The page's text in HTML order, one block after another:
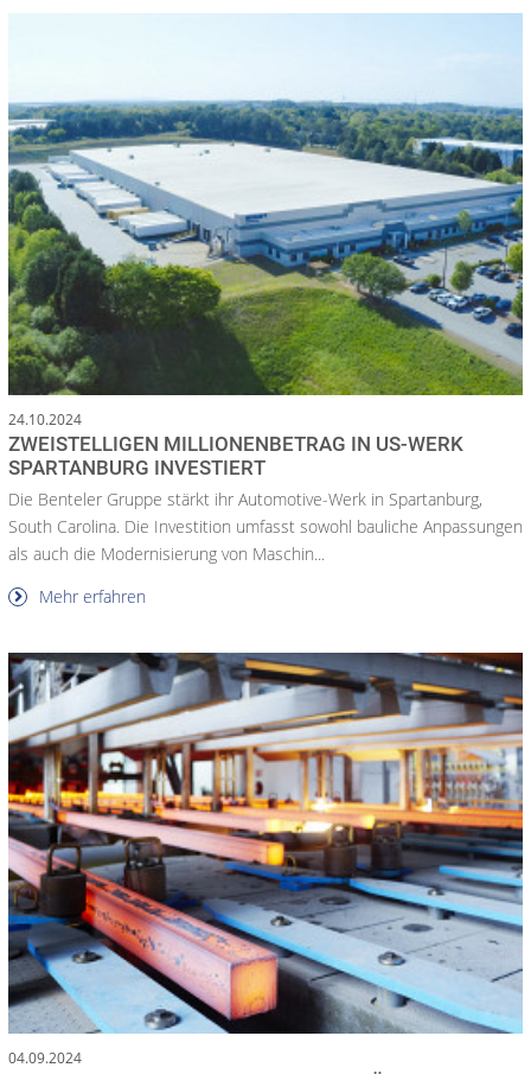
24.10.2024
ZWEISTELLIGEN MILLIONENBETRAG IN US-WERK
SPARTANBURG INVESTIERT
Die Benteler Gruppe stärkt ihr Automotive-Werk in Spartanburg,
South Carolina. Die Investition umfasst sowohl bauliche Anpassungen
als auch die Modernisierung von Maschin...
Mehr erfahren
04.09.2024